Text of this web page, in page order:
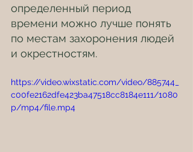
определенный период
времени можно лучше понять
по местам захоронения людей
и окрестностям.
https://video.wixstatic.com/video/885744_
c00fe2162dfe423ba47518cc8184e111/1080
p/mp4/file.mp4